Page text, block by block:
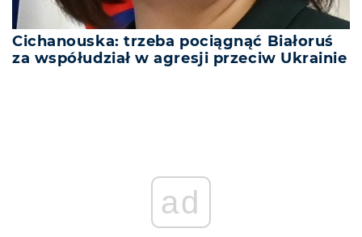
Cichanouska: trzeba pociągnąć Białoruś
za współudział w agresji przeciw Ukrainie
ad